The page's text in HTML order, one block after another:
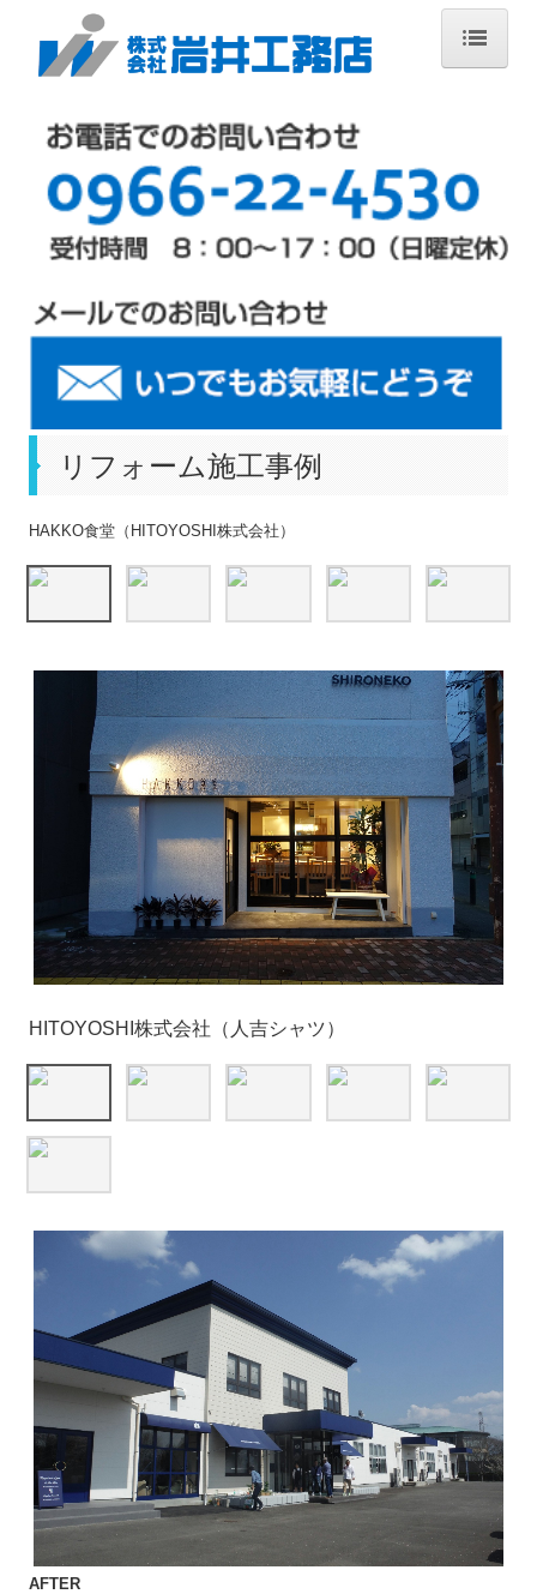
サービス内容
施工の流れ
施工事例
新築住宅施工事例
主要工事
会社概要
リフォーム施工事例
HAKKO食堂（HITOYOSHI株式会社）
HITOYOSHI株式会社（人吉シャツ）
AFTER